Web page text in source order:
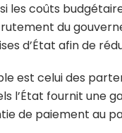
les coûts
du
d’État afin de
est celui des
l’État fournit une
de paiement au